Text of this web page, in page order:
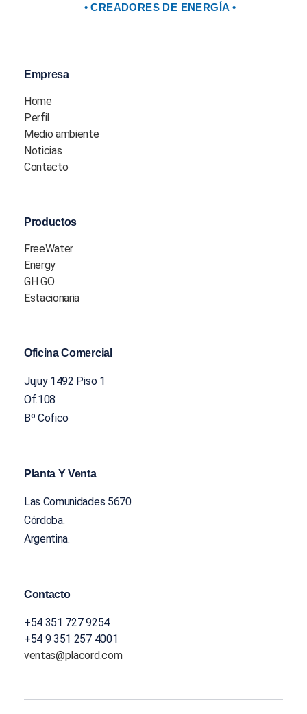
• CREADORES DE ENERGÍA •
Empresa
Home
Perfil
Medio ambiente
Noticias
Contacto
Productos
FreeWater
Energy
GH GO
Estacionaria
Oficina Comercial
Jujuy 1492 Piso 1
Of.108
Bº Cofico
Planta Y Venta
Las Comunidades 5670
Córdoba.
Argentina.
Contacto
+54 351 727 9254
+54 9 351 257 4001
ventas@placord.com